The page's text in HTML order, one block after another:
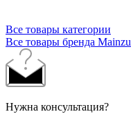
Все товары категории
Все товары бренда Mainzu
Нужна консультация?